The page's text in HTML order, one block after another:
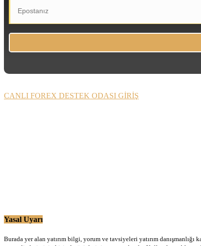
CANLI FOREX DESTEK ODASI GİRİŞ
Yasal Uyarı
Burada yer alan yatırım bilgi, yorum ve tavsiyeleri yatırım